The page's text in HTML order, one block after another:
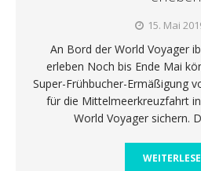
15. Mai
An Bord der World Voyager
erleben Noch bis Ende Mai
Super-Frühbucher-Ermäßigung
für die Mittelmeerkreuzfahrt
World Voyager sichern.